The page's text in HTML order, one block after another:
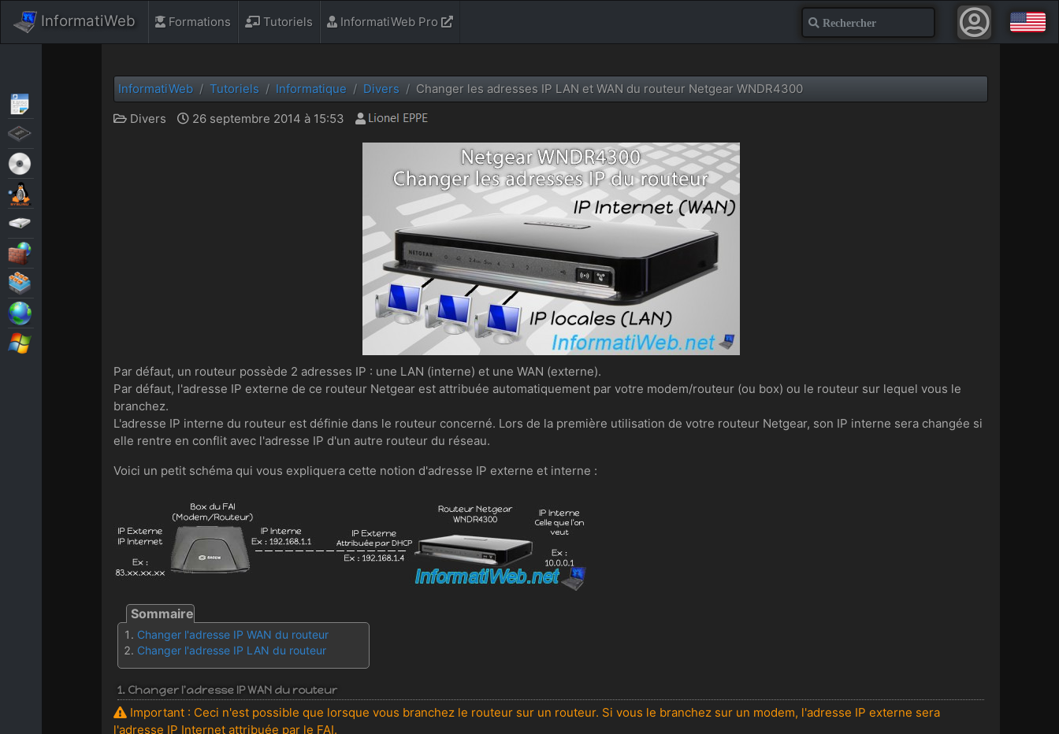
InformatiWeb Formations Tutoriels InformatiWeb Pro Recherche
InformatiWeb Tutoriels Informatique Divers
Changer les adresses IP LAN et WAN du routeur Netgear WNDR4300
Divers
26 septembre 2014 à 15:53
Par défaut, un routeur possède 2 adresses IP : une LAN (interne) et une WAN (externe).
Par défaut, l'adresse IP externe de ce routeur Netgear est attribuée automatiquement par votre modem/routeur (ou box) ou le routeur sur lequel vous le
branchez.
L'adresse IP interne du routeur est définie dans le routeur concerné. Lors de la première utilisation de votre routeur Netgear, son IP interne sera changée si
elle rentre en conflit avec l'adresse IP d'un autre routeur du réseau.
Voici un petit schéma qui vous expliquera cette notion d'adresse IP externe et interne :
Changer l'adresse IP WAN du routeur
Changer l'adresse IP LAN du routeur
1. Changer l'adresse IP WAN du routeur
Important : Ceci n'est possible que lorsque vous branchez le routeur sur un routeur. Si vous le branchez sur un modem, l'adresse IP externe sera
l'adresse IP Internet attribuée par le FAI.